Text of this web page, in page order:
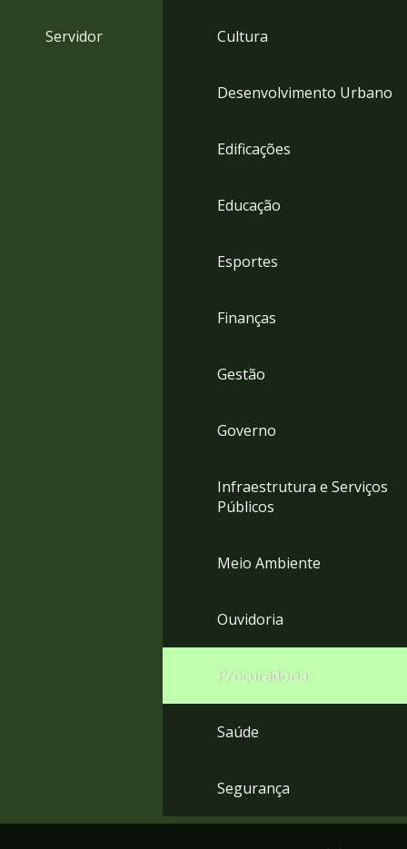
Servidor Cultura
Desenvolvimento Urbano
Edificações
Educação
Esportes
Finanças
Gestão
Governo
Infraestrutura e Serviços
Públicos
Meio Ambiente
Ouvidoria
Procuradoria
Saúde
Segurança